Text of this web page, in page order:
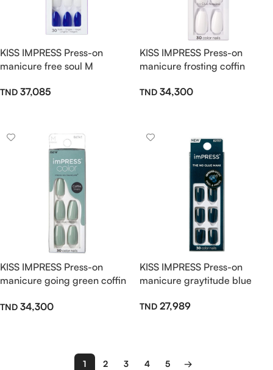
KISS IMPRESS Press-on
manicure free soul M
37,085
KISS IMPRESS Press-on
manicure frosting coffin
34,300
KISS IMPRESS Press-on
manicure going green coffin
34,300
KISS IMPRESS Press-on
manicure graytitude blue
27,989
1 2 3 4 5 →